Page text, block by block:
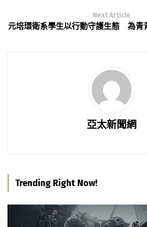
Next Article
元培環衛系學生以行動守護生態 為青
亞太新聞網
Trending Right Now!